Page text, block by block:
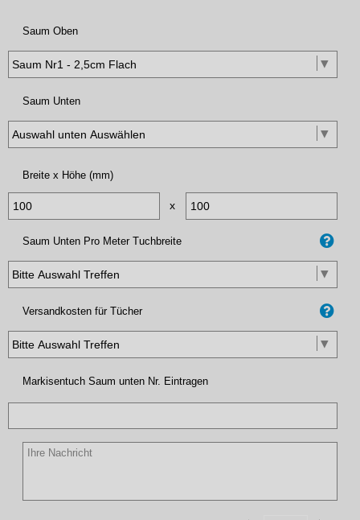
Saum Oben
Saum Unten
Breite x Höhe (mm)
x
Saum Unten Pro Meter Tuchbreite
Versandkosten für Tücher
Markisentuch Saum unten Nr. Eintragen